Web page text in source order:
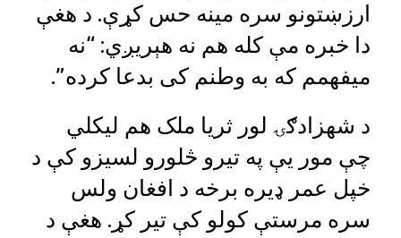
ارزښتونو سره مینه حس کړې. د هغې
دا خبره مې کله هم نه هېریږي: “نه
میفهمم که به وطنم کی بدعا کرده”.
د شهزادګۍ لور ثریا ملک هم لیکلي
چې مور یې په تیرو څلورو لسیزو کې د
خپل عمر ډیره برخه د افغان ولس
سره مرستې کولو کې تیر کړ. هغې د